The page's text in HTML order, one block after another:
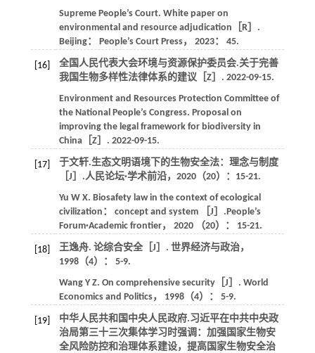
Supreme People’s Court. White paper on
environmental and resource adjudication［R］.
Beijing： People’s Court Press， 2023： 45.
[16]
全国人民代表大会环境与资源保护委员会.关于完善
我国生物多样性法律体系的建议［Z］. 2022-09-15.
Environment and Resources Protection Committee of
the National People’s Congress. Proposal on
improving the legal framework for biodiversity in
China［Z］. 2022-09-15.​​
[17]
于文轩.生态文明语境下的生物安全法：理念与制度
［J］.人民论坛·学术前沿， 2020（20）：15-21.
Yu W X. Biosafety law in the context of ecological
civilization： concept and system ［J］.People’s
Forum·Academic frontier， 2020（20）： 15-21.
[18] 王逸舟. 论综合安全［J］. 世界经济与政治，
1998（4）： 5-9.
Wang Y Z. On comprehensive security［J］. World
Economics and Politics， 1998（4）： 5-9.
[19]
中华人民共和国中央人民政府.习近平在中共中央政
治局第三十三次集体学习时强调：加强国家生物安
全风险防控和治理体系建设，提高国家生物安全治